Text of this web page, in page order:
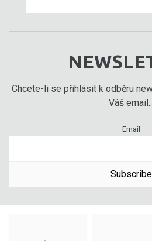
Chcete-li se přihlásit k odběru
Váš
Email
Subscribe